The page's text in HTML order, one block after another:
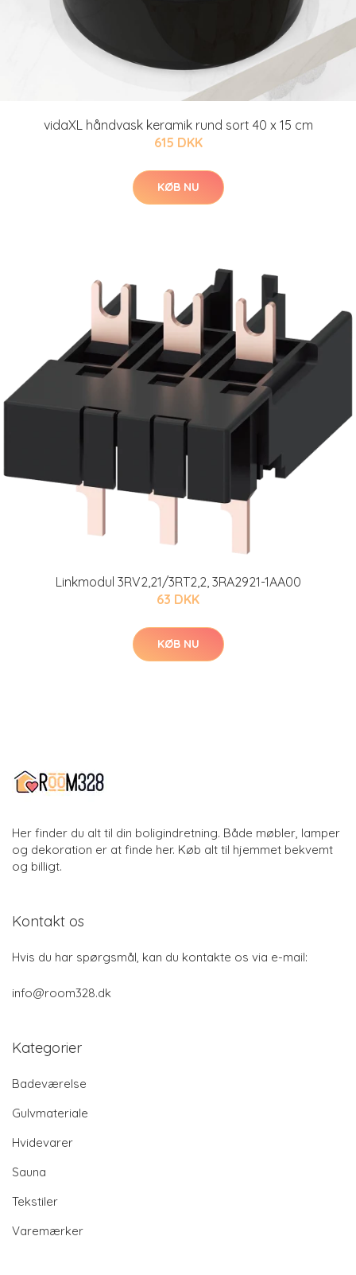
vidaXL håndvask keramik rund sort 40 x 15 cm
615 DKK
KØB NU
Linkmodul 3RV2,21/3RT2,2, 3RA2921-1AA00
63 DKK
KØB NU
Her finder du alt til din boligindretning. Både møbler, lamper
og dekoration er at finde her. Køb alt til hjemmet bekvemt
og billigt.
Kontakt os
Hvis du har spørgsmål, kan du kontakte os via e-mail:
info@room328.dk
Kategorier
Badeværelse
Gulvmateriale
Hvidevarer
Sauna
Tekstiler
Varemærker